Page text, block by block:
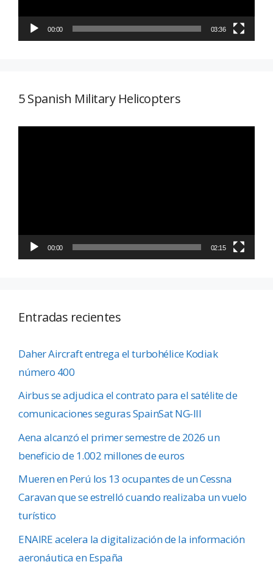
00:00 03:36
5 Spanish Military Helicopters
00:00 02:15
Entradas recientes
Daher Aircraft entrega el turbohélice Kodiak
número 400
Airbus se adjudica el contrato para el satélite de
comunicaciones seguras SpainSat NG-III
Aena alcanzó el primer semestre de 2026 un
beneficio de 1.002 millones de euros
Mueren en Perú los 13 ocupantes de un Cessna
Caravan que se estrelló cuando realizaba un vuelo
turístico
ENAIRE acelera la digitalización de la información
aeronáutica en España